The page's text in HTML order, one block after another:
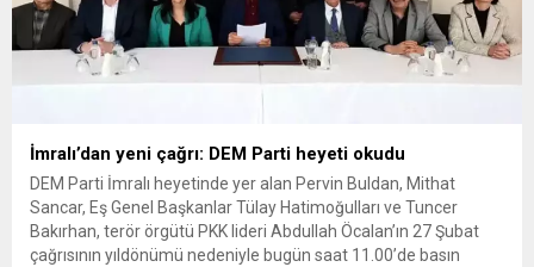
İmralı’dan yeni çağrı: DEM Parti heyeti okudu
DEM Parti İmralı heyetinde yer alan Pervin Buldan, Mithat
Sancar, Eş Genel Başkanlar Tülay Hatimoğulları ve Tuncer
Bakırhan, terör örgütü PKK lideri Abdullah Öcalan’ın 27 Şubat
çağrısının yıldönümü nedeniyle bugün saat 11.00’de basın